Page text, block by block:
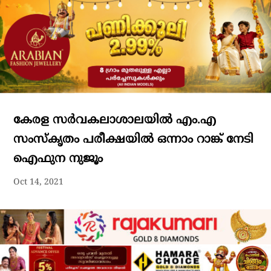
കേരള സർവകലാശാലയിൽ എം.എ
സംസ്‌കൃതം പരീക്ഷയിൽ ഒന്നാം റാങ്ക് നേടി
ഐഫുന നുജൂം
Oct 14, 2021